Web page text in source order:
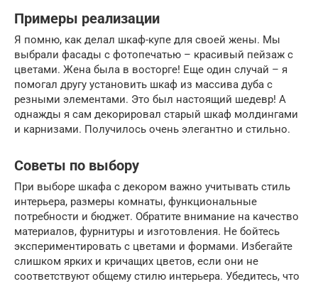
Примеры реализации
Я помню, как делал шкаф-купе для своей жены. Мы
выбрали фасады с фотопечатью – красивый пейзаж с
цветами. Жена была в восторге! Еще один случай – я
помогал другу установить шкаф из массива дуба с
резными элементами. Это был настоящий шедевр! А
однажды я сам декорировал старый шкаф молдингами
и карнизами. Получилось очень элегантно и стильно.
Советы по выбору
При выборе шкафа с декором важно учитывать стиль
интерьера, размеры комнаты, функциональные
потребности и бюджет. Обратите внимание на качество
материалов, фурнитуры и изготовления. Не бойтесь
экспериментировать с цветами и формами. Избегайте
слишком ярких и кричащих цветов, если они не
соответствуют общему стилю интерьера. Убедитесь, что